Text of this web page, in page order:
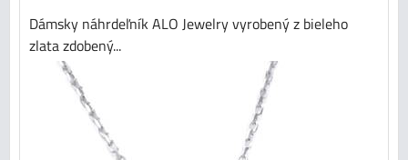
Dámsky náhrdeľník ALO Jewelry vyrobený z bieleho
zlata zdobený...